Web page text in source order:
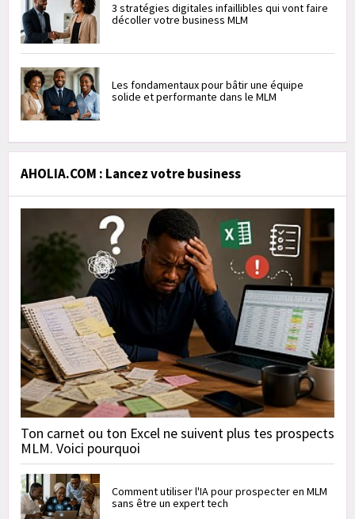
3 stratégies digitales infaillibles qui vont faire
décoller votre business MLM
Les fondamentaux pour bâtir une équipe
solide et performante dans le MLM
AHOLIA.COM : Lancez votre business
Ton carnet ou ton Excel ne suivent plus tes prospects
MLM. Voici pourquoi
Comment utiliser l'IA pour prospecter en MLM
sans être un expert tech